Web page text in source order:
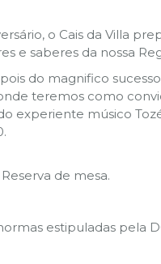
o Cais da Villa
e saberes da nossa
do magnifico
teremos como
experiente músico
de mesa.
estipuladas pela